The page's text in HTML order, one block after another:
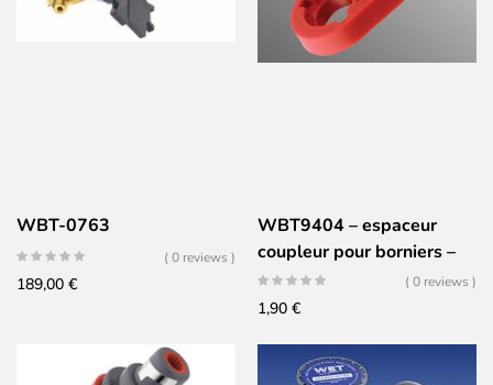
WBT-0763
( 0 reviews )
189,00 €
WBT9404 – espaceur
coupleur pour borniers –
jeu de 2 – ROUGE
( 0 reviews )
1,90 €